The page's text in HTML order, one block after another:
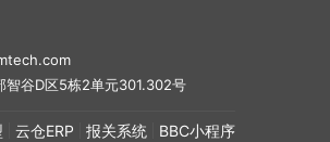
智谷D区5栋2单元301.302号
云仓ERP 报关系统 BBC小程序